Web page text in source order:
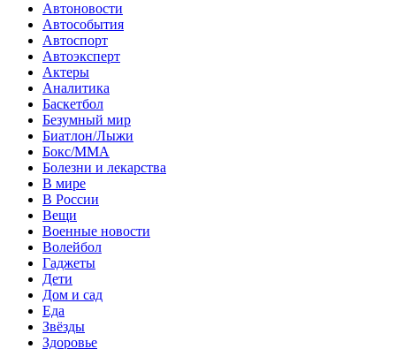
Автоновости
Автособытия
Автоспорт
Автоэксперт
Актеры
Аналитика
Баскетбол
Безумный мир
Биатлон/Лыжи
Бокс/MMA
Болезни и лекарства
В мире
В России
Вещи
Военные новости
Волейбол
Гаджеты
Дети
Дом и сад
Еда
Звёзды
Здоровье